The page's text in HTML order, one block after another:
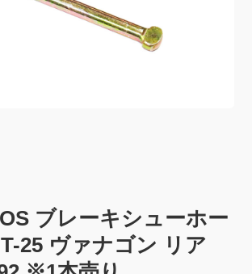
ブレーキシューホー
25 ヴァナゴン リア